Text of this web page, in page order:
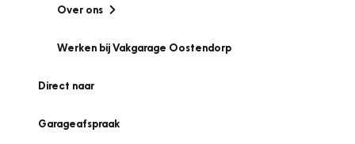
Over ons
Werken bij Vakgarage Oostendorp
Direct naar
Garageafspraak